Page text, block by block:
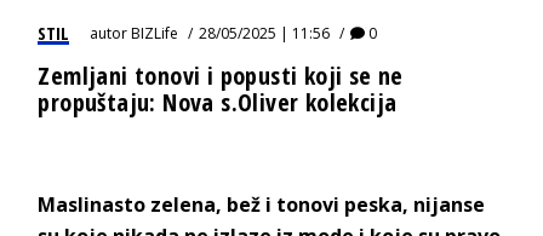
STIL autorBIZLife 28/05/2025 | 11:56 0
Zemljani tonovi i popusti koji se ne
propuštaju: Nova s.Oliver kolekcija
Maslinasto zelena, bež i tonovi peska, nijanse